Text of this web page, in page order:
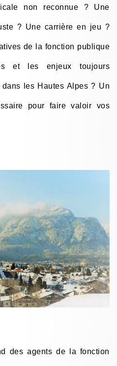
non reconnue ? Une
? Une carrière en jeu ?
de la fonction publique
et les enjeux toujours
les Hautes Alpes ? Un
pour faire valoir vos
des agents de la fonction